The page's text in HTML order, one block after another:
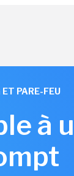
PARE-FEU
à